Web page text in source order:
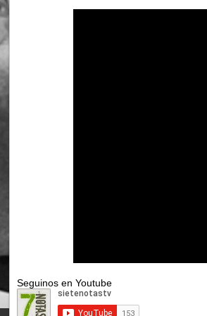
Seguinos en Youtube